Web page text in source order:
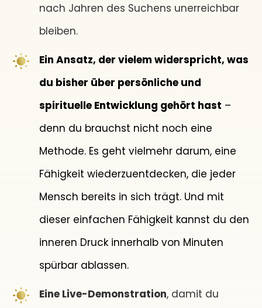
nach Jahren des Suchens unerreichbar
bleiben.
Ein Ansatz, der vielem widerspricht, was
du bisher über persönliche und
spirituelle Entwicklung gehört hast –
denn du brauchst nicht noch eine
Methode. Es geht vielmehr darum, eine
Fähigkeit wiederzuentdecken, die jeder
Mensch bereits in sich trägt. Und mit
dieser einfachen Fähigkeit kannst du den
inneren Druck innerhalb von Minuten
spürbar ablassen.
Eine Live-Demonstration, damit du